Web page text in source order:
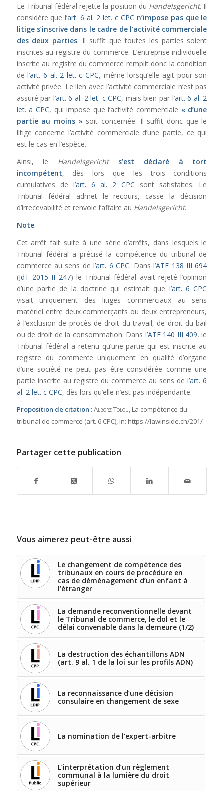
Le Tribunal fédéral rejette la position du Handelsgericht. Il
considère que l’art. 6 al. 2 let. c CPC n’impose pas que le
litige s’inscrive dans le cadre de l’activité commerciale
des deux parties. Il suffit que toutes les parties soient
inscrites au registre du commerce. L’entreprise individuelle
inscrite au registre du commerce remplit donc la condition
de l’art. 6 al. 2 let. c CPC, même lorsqu’elle agit pour son
activité privée. Le lien avec l’activité commerciale n’est pas
assuré par l’art. 6 al. 2 let. c CPC, mais bien par l’art. 6 al. 2
let. a CPC, qui impose que l’activité commerciale « d’une
partie au moins » soit concernée. Il suffit donc que le
litige concerne l’activité commerciale d’une partie, ce qui
est le cas en l’espèce.
Ainsi, le Handelsgericht
s’est déclaré à tort
incompétent, dès lors que les trois conditions
cumulatives de l’art. 6 al. 2 CPC sont satisfaites. Le
Tribunal fédéral admet le recours, casse la décision
d’irrecevabilité et renvoie l’affaire au Handelsgericht.
Note
Cet arrêt fait suite à une série d’arrêts, dans lesquels le
Tribunal fédéral a précisé la compétence du tribunal de
commerce au sens de l’art. 6 CPC. Dans l’ATF 138 III 694
(JdT 2015 II 247) le Tribunal fédéral avait rejeté l’opinion
d’une partie de la doctrine qui estimait que l’art. 6 CPC
visait uniquement des litiges commerciaux au sens
matériel entre deux commerçants ou deux entrepreneurs,
à l’exclusion de procès de droit du travail, de droit du bail
ou de droit de la consommation. Dans l’ATF 140 III 409, le
Tribunal fédéral a retenu qu’une partie qui est inscrite au
registre du commerce uniquement en qualité d’organe
d’une société ne peut pas être considérée comme une
partie inscrite au registre du commerce au sens de l’art. 6
al. 2 let. c CPC, dès lors qu’elle n’est pas indépendante.
Proposition de citation :Alborz Tolou, La compétence du
tribunal de commerce (art. 6 CPC), in: https://lawinside.ch/201/
Partager cette publication
Vous aimerez peut-être aussi
Le changement de compétence des
tribunaux en cours de procédure en
cas de déménagement d’un enfant à
l’étranger
La demande reconventionnelle devant
le Tribunal de commerce, le dol et le
délai convenable dans la demeure (1/2)
La destruction des échantillons ADN
(art. 9 al. 1 de la loi sur les profils ADN)
La reconnaissance d’une décision
consulaire en changement de sexe
La nomination de l’expert-arbitre
L’interprétation d’un règlement
communal à la lumière du droit
supérieur